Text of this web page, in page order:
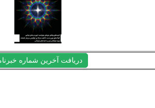
دریافت آخرین شماره